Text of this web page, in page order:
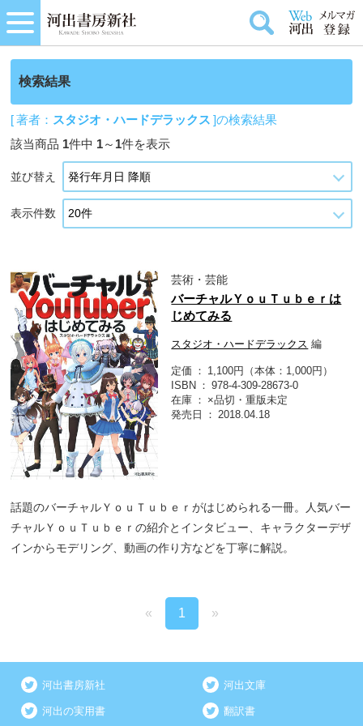
検索結果
[ 著者： スタジオ・ハードデラックス ]の検索結果
該当商品 1件中 1～ 1件を表示
並び替え
表示件数
芸術・芸能
バーチャルＹｏｕＴｕｂｅｒは
じめてみる
スタジオ・ハードデラックス 編
定価
1,100円（本体：1,000円）
ISBN
978-4-309-28673-0
在庫
×品切・重版未定
発売日
2018.04.18
話題のバーチャルＹｏｕＴｕｂｅｒがはじめられる一冊。人気バー
チャルＹｏｕＴｕｂｅｒの紹介とインタビュー、キャラクターデザ
インからモデリング、動画の作り方などを丁寧に解説。
« 1 »
河出書房新社 河出文庫
河出の実用書 翻訳書